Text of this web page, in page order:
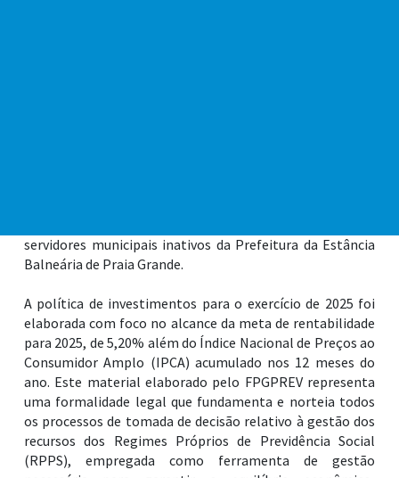
servidores municipais inativos da Prefeitura da Estância
Balneária de Praia Grande.
A política de investimentos para o exercício de 2025 foi
elaborada com foco no alcance da meta de rentabilidade
para 2025, de 5,20% além do Índice Nacional de Preços ao
Consumidor Amplo (IPCA) acumulado nos 12 meses do
ano. Este material elaborado pelo FPGPREV representa
uma formalidade legal que fundamenta e norteia todos
os processos de tomada de decisão relativo à gestão dos
recursos dos Regimes Próprios de Previdência Social
(RPPS), empregada como ferramenta de gestão